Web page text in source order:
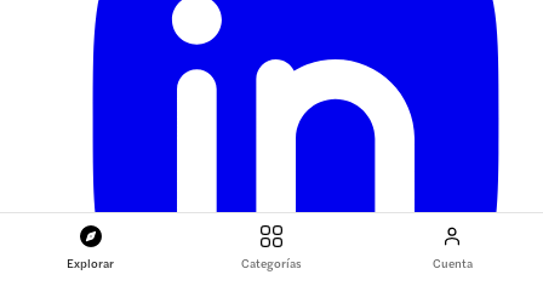
Explorar Categorías Cuenta